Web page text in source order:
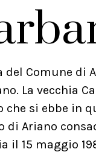
del Comune di
La vecchia
si ebbe in
di Ariano
il 15 maggio